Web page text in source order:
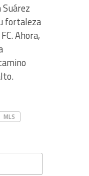
fortaleza
Ahora,
MLS